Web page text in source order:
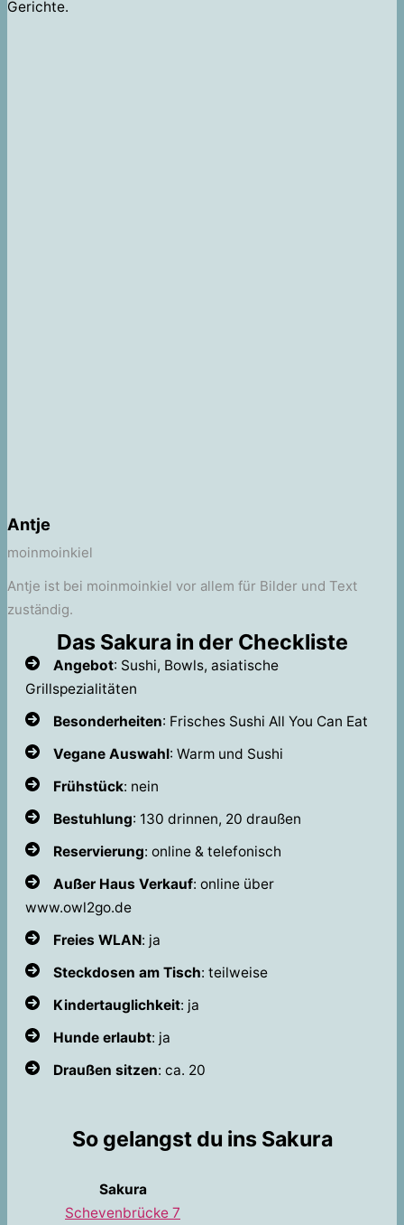
Gerichte.
Antje
moinmoinkiel
Antje ist bei moinmoinkiel vor allem für Bilder und Text
zuständig.
Das Sakura in der Checkliste
Angebot: Sushi, Bowls, asiatische
Grillspezialitäten
Besonderheiten: Frisches Sushi All You Can Eat
Vegane Auswahl: Warm und Sushi
Frühstück: nein
Bestuhlung: 130 drinnen, 20 draußen
Reservierung: online & telefonisch
Außer Haus Verkauf: online über
www.owl2go.de
Freies WLAN: ja
Steckdosen am Tisch: teilweise
Kindertauglichkeit: ja
Hunde erlaubt: ja
Draußen sitzen: ca. 20
So gelangst du ins Sakura
Sakura
Schevenbrücke 7